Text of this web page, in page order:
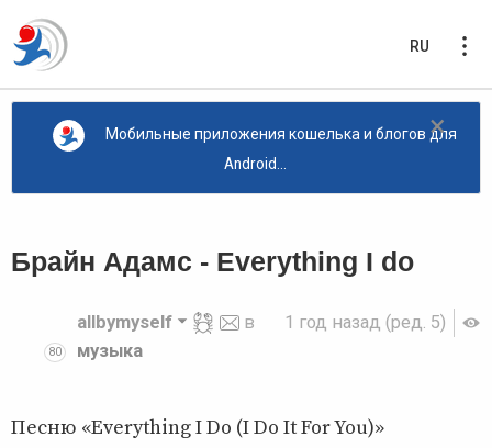
RU
×
Мобильные приложения кошелька и блогов для
Android...
Брайн Адамс - Everything I do
1 год назад (ред. 5)
80
allbymyself
в
музыка
Песню «Everything I Do (I Do It For You)»